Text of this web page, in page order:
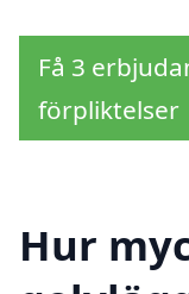
Få 3
förpliktelser
Hur